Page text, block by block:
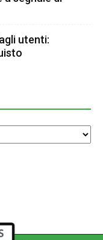
utenti: